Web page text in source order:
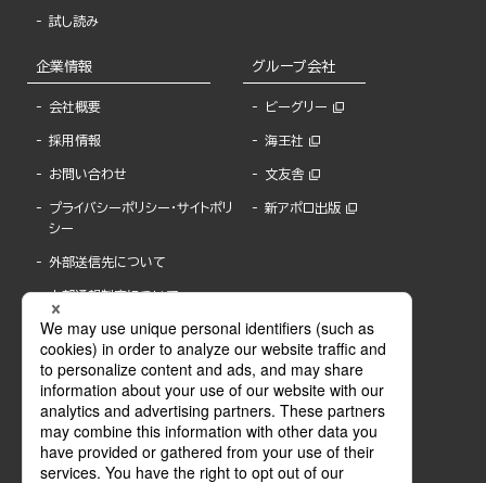
試し読み
企業情報
会社概要
採用情報
お問い合わせ
プライバシーポリシー・サイトポリ
シー
外部送信先について
内部通報制度について
グループ会社
ビーグリー
海王社
文友舎
新アポロ出版